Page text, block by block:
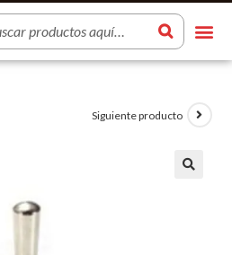
Siguiente producto